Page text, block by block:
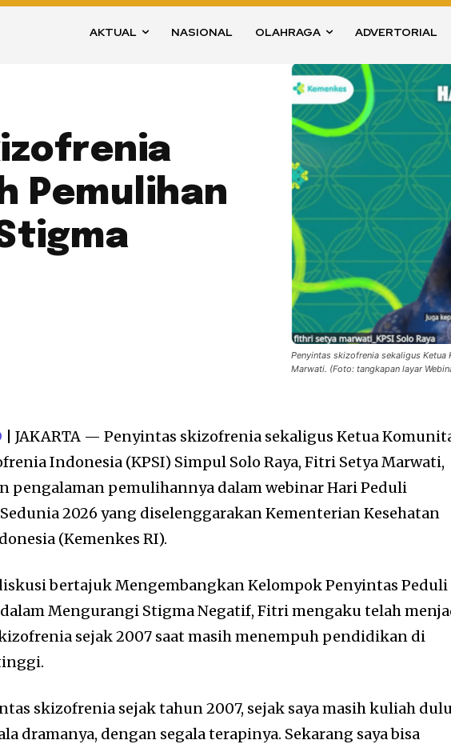
AKTUAL NASIONAL OLAHRAGA ADVERTORIAL
Pemulihan
Penyintas skizofrenia sekaligus Ketua
Marwati. (Foto: tangkapan layar
| JAKARTA — Penyintas skizofrenia sekaligus Ketua
Indonesia (KPSI) Simpul Solo Raya, Fitri Setya Marwati,
pengalaman pemulihannya dalam webinar Hari Peduli
2026 yang diselenggarakan Kementerian Kesehatan
(Kemenkes RI).
bertajuk Mengembangkan Kelompok Penyintas Peduli
Mengurangi Stigma Negatif, Fitri mengaku telah
sejak 2007 saat masih menempuh pendidikan di
skizofrenia sejak tahun 2007, sejak saya masih kuliah
dramanya, dengan segala terapinya. Sekarang saya bisa